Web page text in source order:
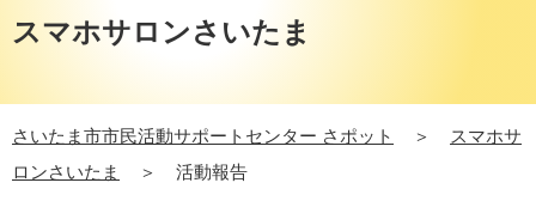
スマホサロンさいたま
さいたま市市民活動サポートセンター さポット ＞
スマホサ
ロンさいたま
＞ 活動報告